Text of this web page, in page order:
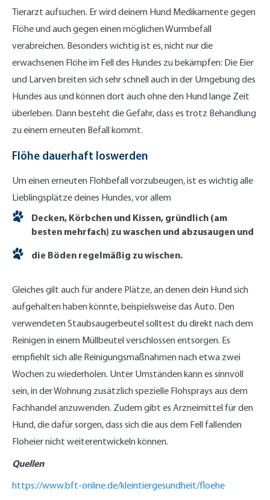
Tierarzt aufsuchen. Er wird deinem Hund Medikamente gegen
Flöhe und auch gegen einen möglichen Wurmbefall
verabreichen. Besonders wichtig ist es, nicht nur die
erwachsenen Flöhe im Fell des Hundes zu bekämpfen: Die Eier
und Larven breiten sich sehr schnell auch in der Umgebung des
Hundes aus und können dort auch ohne den Hund lange Zeit
überleben. Dann besteht die Gefahr, dass es trotz Behandlung
zu einem erneuten Befall kommt.
Flöhe dauerhaft loswerden
Um einen erneuten Flohbefall vorzubeugen, ist es wichtig alle
Lieblingsplätze deines Hundes, vor allem
Decken, Körbchen und Kissen, gründlich (am
besten mehrfach) zu waschen und abzusaugen und
die Böden regelmäßig zu wischen.
Gleiches gilt auch für andere Plätze, an denen dein Hund sich
aufgehalten haben könnte, beispielsweise das Auto. Den
verwendeten Staubsaugerbeutel solltest du direkt nach dem
Reinigen in einem Müllbeutel verschlossen entsorgen. Es
empfiehlt sich alle Reinigungsmaßnahmen nach etwa zwei
Wochen zu wiederholen. Unter Umständen kann es sinnvoll
sein, in der Wohnung zusätzlich spezielle Flohsprays aus dem
Fachhandel anzuwenden. Zudem gibt es Arzneimittel für den
Hund, die dafür sorgen, dass sich die aus dem Fell fallenden
Floheier nicht weiterentwickeln können.
Quellen
https://www.bft-online.de/kleintiergesundheit/floehe